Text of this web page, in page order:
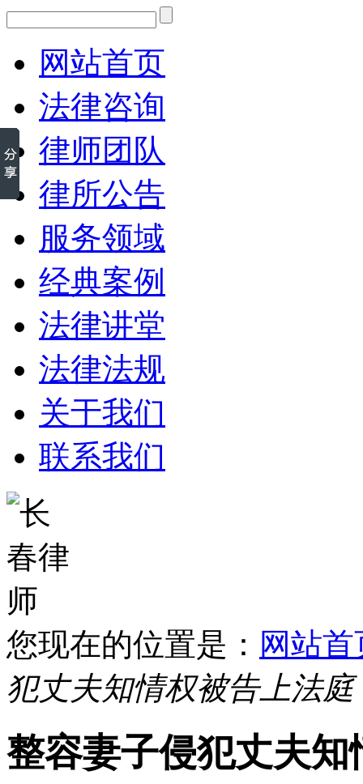
网站首页
法律咨询
律师团队
律所公告
服务领域
经典案例
法律讲堂
法律法规
关于我们
联系我们
您现在的位置是： 网站首
犯丈夫知情权被告上法庭
整容妻子侵犯丈夫